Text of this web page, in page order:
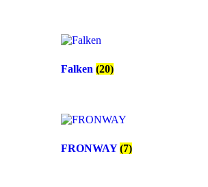
Falken (20)
FRONWAY(7)